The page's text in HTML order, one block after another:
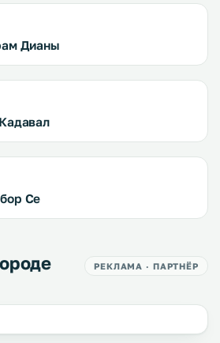
Дианы
Се
РЕКЛАМА · ПАРТНЁР